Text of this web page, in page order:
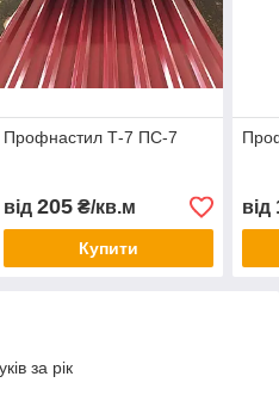
Профнастил Т-7 ПС-7
від 205₴/кв.м
Купити
від
за рік